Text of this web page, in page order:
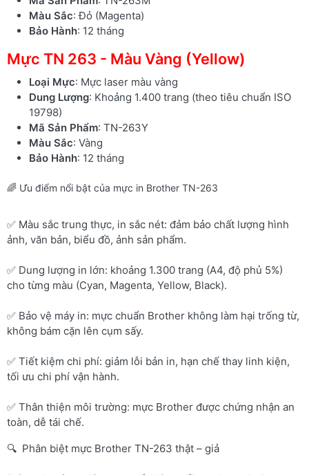
Màu Sắc: Đỏ (Magenta)
Bảo Hành: 12 tháng
Mực TN 263 - Màu Vàng (Yellow)
Loại Mực: Mực laser màu vàng
Dung Lượng: Khoảng 1.400 trang (theo tiêu chuẩn ISO
19798)
Mã Sản Phẩm: TN-263Y
Màu Sắc: Vàng
Bảo Hành: 12 tháng
🌈 Ưu điểm nổi bật của mực in Brother TN-263
✅ Màu sắc trung thực, in sắc nét: đảm bảo chất lượng hình
ảnh, văn bản, biểu đồ, ảnh sản phẩm.
✅ Dung lượng in lớn: khoảng 1.300 trang (A4, độ phủ 5%)
cho từng màu (Cyan, Magenta, Yellow, Black).
✅ Bảo vệ máy in: mực chuẩn Brother không làm hại trống từ,
không bám cặn lên cụm sấy.
✅ Tiết kiệm chi phí: giảm lỗi bản in, hạn chế thay linh kiện,
tối ưu chi phí vận hành.
✅ Thân thiện môi trường: mực Brother được chứng nhận an
toàn, dễ tái chế.
🔍 Phân biệt mực Brother TN-263 thật – giả